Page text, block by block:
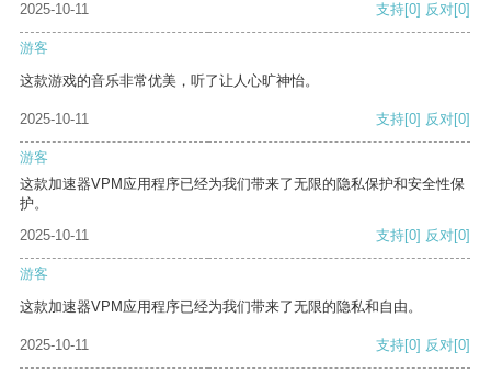
2025-10-11 支持[0] 反对[0]
游客
这款游戏的音乐非常优美，听了让人心旷神怡。
2025-10-11 支持[0] 反对[0]
游客
这款加速器VPM应用程序已经为我们带来了无限的隐私保护和安全性保
护。
2025-10-11
支持[0] 反对[0]
游客
这款加速器VPM应用程序已经为我们带来了无限的隐私和自由。
2025-10-11 支持[0] 反对[0]